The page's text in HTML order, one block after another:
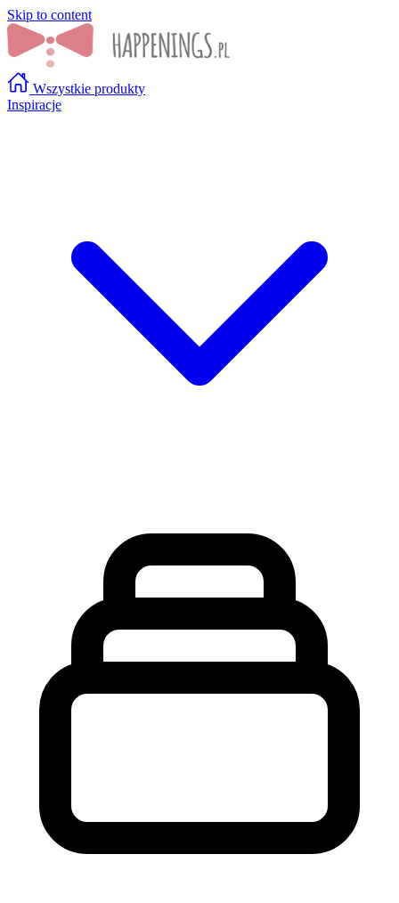
Skip to content
Wszystkie produkty
Inspiracje